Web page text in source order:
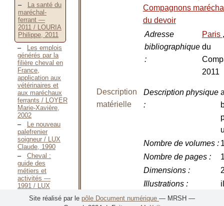
La santé du
maréchal-
ferrant —
2011 / LOURIA
Philippe, 2011
Les emplois
générés par la
filière cheval en
France,
application aux
vétérinaires et
aux maréchaux
ferrants / LOYER
Marie-Xavière,
2002
Le nouveau
palefrenier
soigneur / LUX
Claude, 1990
Cheval :
guide des
métiers et
activités —
1991 / LUX
Compagnons
du devoir
Adresse
bibliographique
:
Paris
du
2011
Description
matérielle
Description physique
:
Nombre de volumes:
Nombre de pages:
Dimensions:
Illustrations:
Site réalisé par le pôle Document numérique — MRSH —